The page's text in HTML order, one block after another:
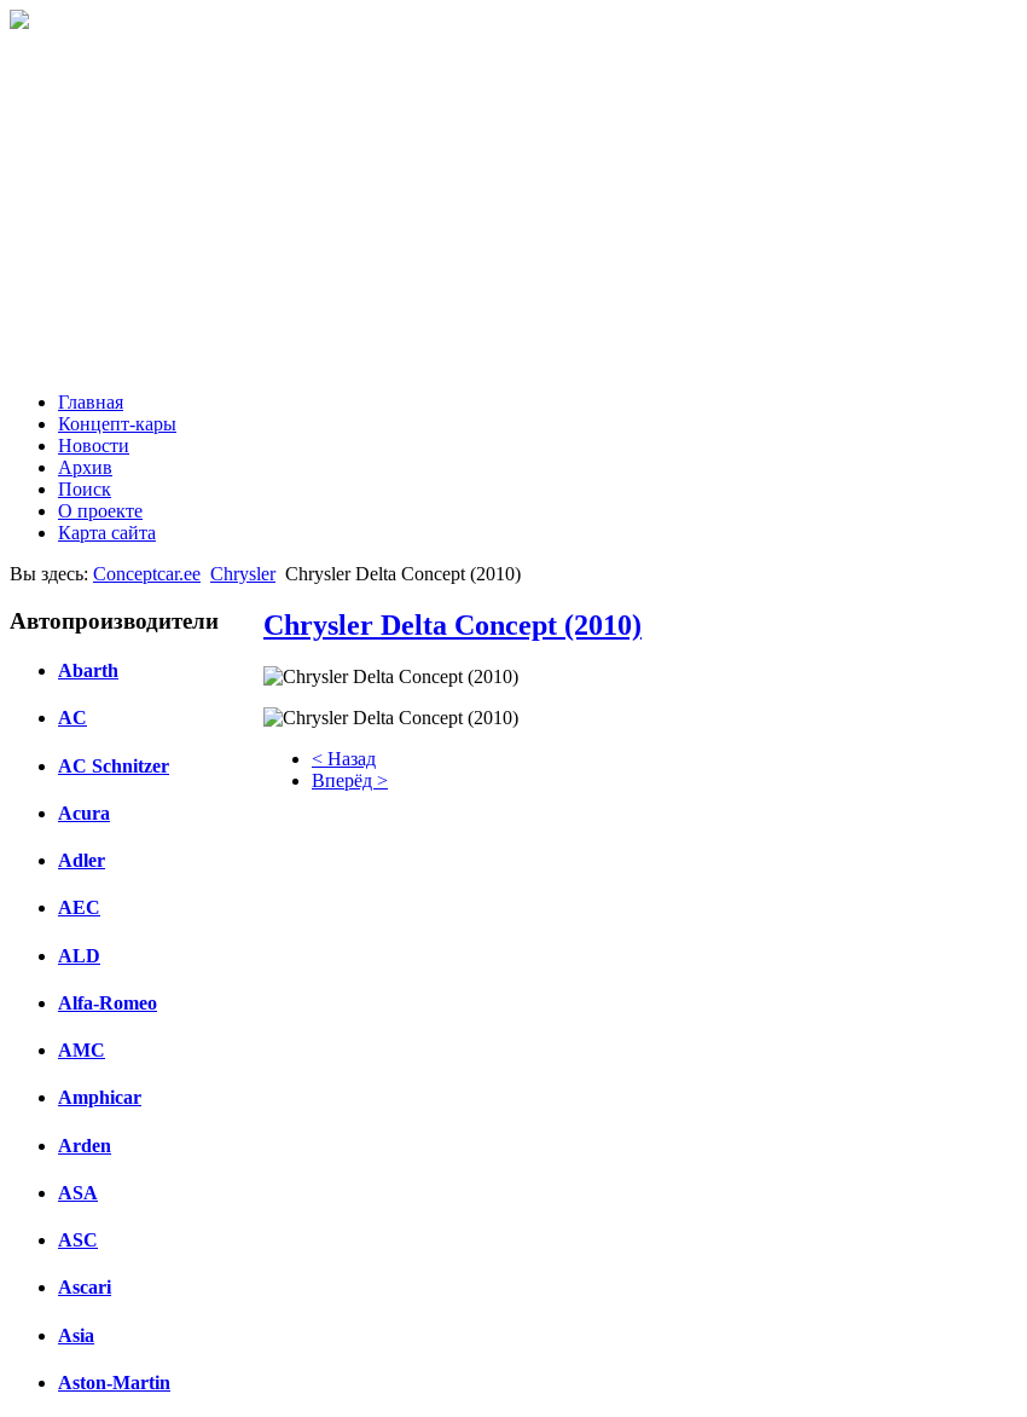
Главная
Концепт-кары
Новости
Архив
Поиск
О проекте
Карта сайта
Вы здесь: Conceptcar.ee Chrysler Chrysler Delta Concept (2010)
Автопроизводители
Abarth
AC
AC Schnitzer
Acura
Adler
AEC
ALD
Alfa-Romeo
AMC
Amphicar
Arden
ASA
ASC
Ascari
Asia
Aston-Martin
Chrysler Delta Concept (2010)
< Назад
Вперёд >